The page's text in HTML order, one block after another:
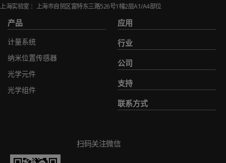
上海实验室 ：上海市自贸区富特东三路526号1幢2层A1/A4部位
产品
计量系统
纳米位置传感器
光学元件
光学组件
应用
行业
公司
支持
联系方式
扫码关注微信